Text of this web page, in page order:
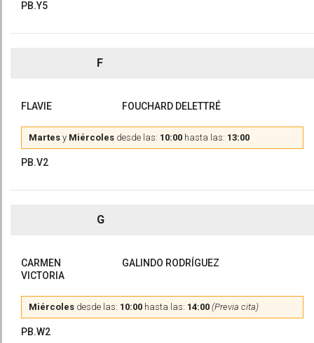
PB.Y5
F
FLAVIE FOUCHARD DELETTRÉ
Martes y Miércoles desde las: 10:00 hasta las: 13:00
PB.V2
G
CARMEN
VICTORIA
GALINDO RODRÍGUEZ
Miércoles desde las: 10:00 hasta las: 14:00 (Previa cita)
PB.W2